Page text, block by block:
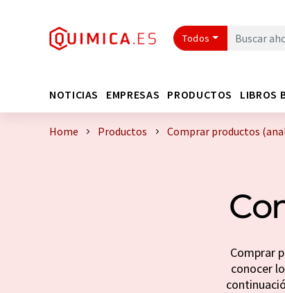
Todos
NOTICIAS EMPRESAS PRODUCTOS LIBROS
Home Productos Comprar productos
Comprar
conocer